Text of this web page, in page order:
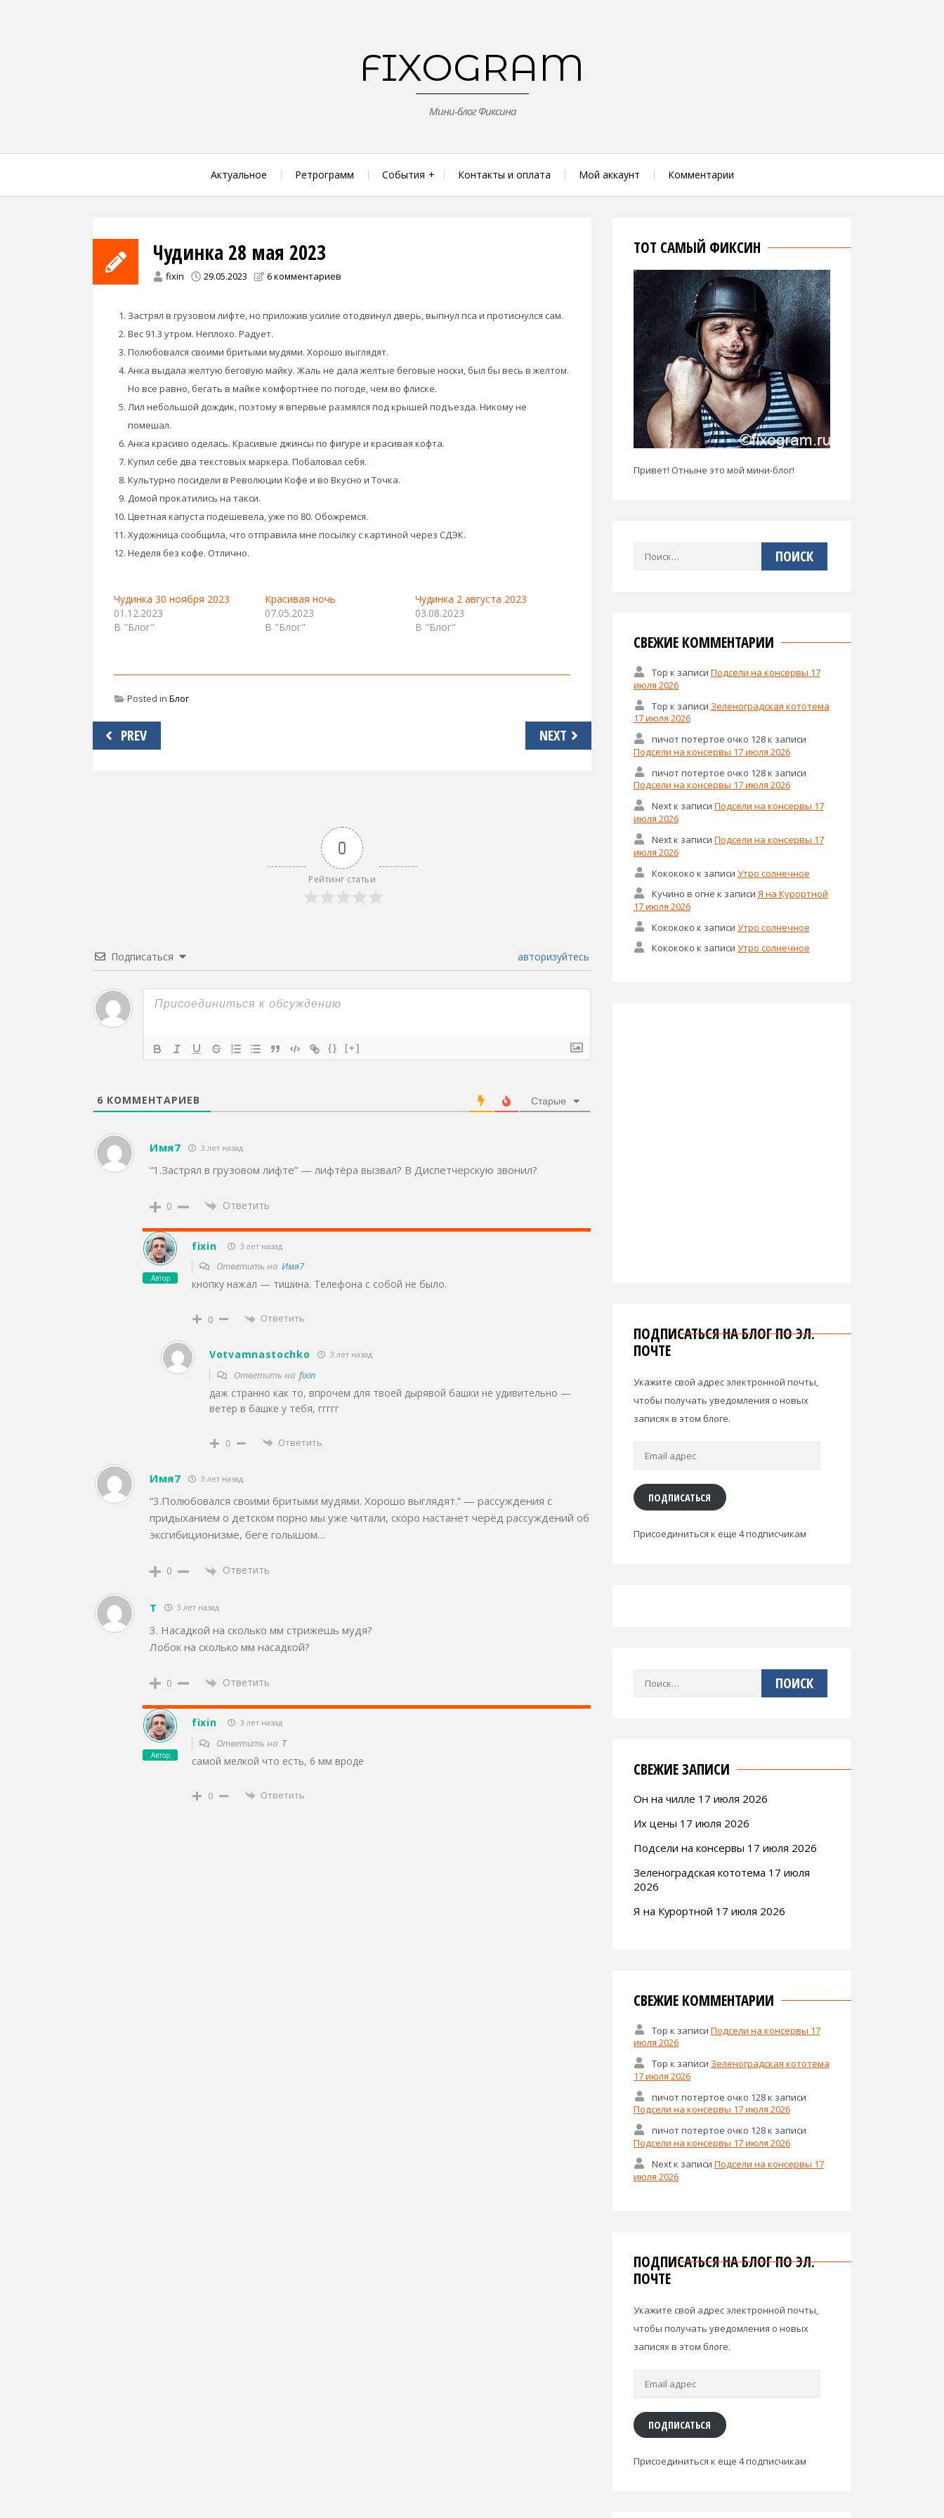
FIXOGRAM
Мини-блог Фиксина
Актуальное Ретрограмм События Контакты и оплата Мой аккаунт Комментарии
Чудинка 28 мая 2023
fixin 29.05.2023 6 комментариев
Застрял в грузовом лифте, но приложив усилие отодвинул дверь, выпнул пса и протиснулся сам.
Вес 91.3 утром. Неплохо. Радует.
Полюбовался своими бритыми мудями. Хорошо выглядят.
Анка выдала желтую беговую майку. Жаль не дала желтые беговые носки, был бы весь в желтом.
Но все равно, бегать в майке комфортнее по погоде, чем во флиске.
Лил небольшой дождик, поэтому я впервые размялся под крышей подъезда. Никому не
помешал.
Анка красиво оделась. Красивые джинсы по фигуре и красивая кофта.
Купил себе два текстовых маркера. Побаловал себя.
Культурно посидели в Революции Кофе и во Вкусно и Точка.
Домой прокатились на такси.
Цветная капуста подешевела, уже по 80. Обожремся.
Художница сообщила, что отправила мне посылку с картиной через СДЭК.
Неделя без кофе. Отлично.
Чудинка 30 ноября 2023
01.12.2023
В "Блог"
Красивая ночь
07.05.2023
В "Блог"
Чудинка 2 августа 2023
03.08.2023
В "Блог"
Posted in Блог
Навигация
по
PREV NEXT
0
Рейтинг статьи
Подписаться авторизуйтесь
{} [+]
6 КОММЕНТАРИЕВ Старые
Имя7 3 лет назад
“1.Застрял в грузовом лифте” — лифтёра вызвал? В Диспетчерскую звонил?
0 Ответить
Автор
fixin 3 лет назад
Ответить на Имя7
кнопку нажал — тишина. Телефона с собой не было.
0 Ответить
Votvamnastochko 3 лет назад
Ответить на fixin
даж странно как то, впрочем для твоей дырявой башки не удивительно —
ветер в башке у тебя, ггггг
0 Ответить
Имя7 3 лет назад
“3.Полюбовался своими бритыми мудями. Хорошо выглядят.” — рассуждения с
придыханием о детском порно мы уже читали, скоро настанет черёд рассуждений об
эксгибиционизме, беге голышом…
0 Ответить
T 3 лет назад
3. Насадкой на сколько мм стрижешь мудя?
Лобок на сколько мм насадкой?
0 Ответить
Автор
fixin 3 лет назад
Ответить на T
самой мелкой что есть, 6 мм вроде
0 Ответить
ТОТ САМЫЙ ФИКСИН
Привет! Отныне это мой мини-блог!
Найти:
СВЕЖИЕ КОММЕНТАРИИ
Тор к записи Подсели на консервы 17
июля 2026
Тор к записи Зеленоградская кототема
17 июля 2026
пичот потертое очко 128к записи
Подсели на консервы 17 июля 2026
пичот потертое очко 128к записи
Подсели на консервы 17 июля 2026
Nextк записи Подсели на консервы 17
июля 2026
Nextк записи Подсели на консервы 17
июля 2026
Кокококо к записи Утро солнечное
Кучино в огне к записи Я на Курортной
17 июля 2026
Кокококо к записи Утро солнечное
Кокококо к записи Утро солнечное
ПОДПИСАТЬСЯ НА БЛОГ ПО ЭЛ.
ПОЧТЕ
Укажите свой адрес электронной почты,
чтобы получать уведомления о новых
записях в этом блоге.
Email
ПОДПИСАТЬСЯ
Присоединиться к еще 4 подписчикам
СВЕЖИЕ ЗАПИСИ
Он на чилле 17 июля 2026
Их цены 17 июля 2026
Подсели на консервы 17 июля 2026
Зеленоградская кототема 17 июля
2026
Я на Курортной 17 июля 2026
СВЕЖИЕ КОММЕНТАРИИ
Тор к записи Подсели на консервы 17
июля 2026
Тор к записи Зеленоградская кототема
17 июля 2026
пичот потертое очко 128к записи
Подсели на консервы 17 июля 2026
пичот потертое очко 128к записи
Подсели на консервы 17 июля 2026
Nextк записи Подсели на консервы 17
июля 2026
ПОДПИСАТЬСЯ НА БЛОГ ПО ЭЛ.
ПОЧТЕ
Укажите свой адрес электронной почты,
чтобы получать уведомления о новых
записях в этом блоге.
ПОДПИСАТЬСЯ
Присоединиться к еще 4 подписчикам